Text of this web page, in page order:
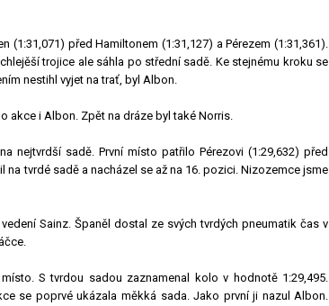
před Hamiltonem (1:31,127) a Pérezem (1:31,361).
trojice ale sáhla po střední sadě. Ke stejnému kroku se
nestihl vyjet na trať, byl Albon.
akce i Albon. Zpět na dráze byl také Norris.
nejtvrdší sadě. První místo patřilo Pérezovi (1:29,632) před
na tvrdé sadě a nacházel se až na 16. pozici. Nizozemce jsme
Sainz. Španěl dostal ze svých tvrdých pneumatik čas v
S tvrdou sadou zaznamenal kolo v hodnotě 1:29,495.
se poprvé ukázala měkká sada. Jako první ji nazul Albon.